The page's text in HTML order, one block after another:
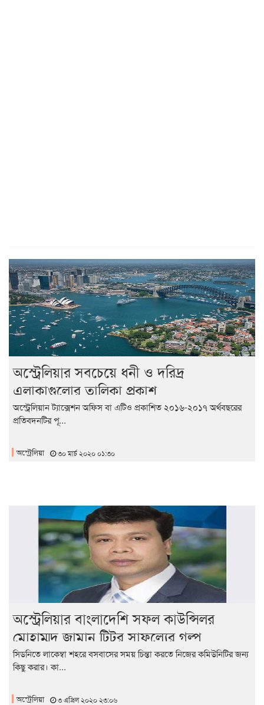
অস্ট্রেলিয়ার সবচেয়ে ধনী ও দরিদ্র
এলাকাগুলোর তালিকা প্রকাশ
অস্ট্রেলিয়ান ট্যাক্সেশন অফিস বা এটিও প্রকাশিত ২০১৬-২০১৭ অর্থবছরের
প্রতিবদনটির পূ...
অস্ট্রেলিয়া ৩০ মার্চ ২০২০ ০১:৩০
অস্ট্রেলিয়ার বাংলাদেশি সফল কাউন্সিলর
মোহাম্মদ জামান টিটুর সাফল্যের গল্প
সিডনিতে লাকেম্বা শহরে বসবাসের সময় চিন্তা করতে নিজের কমিউনিটির জন্য
কিছু করার। কা...
অস্ট্রেলিয়া ৩ এপ্রিল ২০২০ ২৩:০৬